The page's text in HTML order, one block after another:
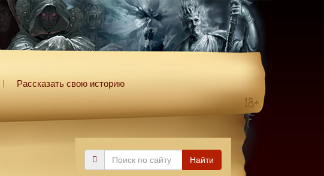
Рассказать свою историю
Поиск
Найти